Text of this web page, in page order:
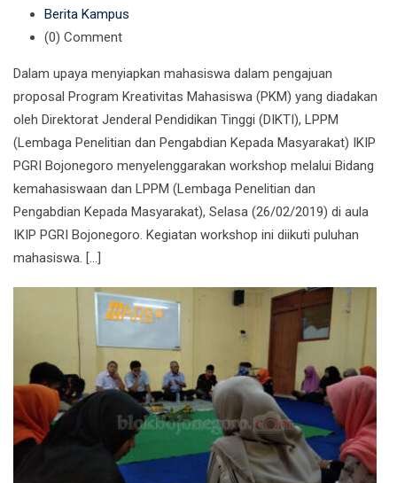
Berita Kampus
(0) Comment
Dalam upaya menyiapkan mahasiswa dalam pengajuan
proposal Program Kreativitas Mahasiswa (PKM) yang diadakan
oleh Direktorat Jenderal Pendidikan Tinggi (DIKTI), LPPM
(Lembaga Penelitian dan Pengabdian Kepada Masyarakat) IKIP
PGRI Bojonegoro menyelenggarakan workshop melalui Bidang
kemahasiswaan dan LPPM (Lembaga Penelitian dan
Pengabdian Kepada Masyarakat), Selasa (26/02/2019) di aula
IKIP PGRI Bojonegoro. Kegiatan workshop ini diikuti puluhan
mahasiswa. […]